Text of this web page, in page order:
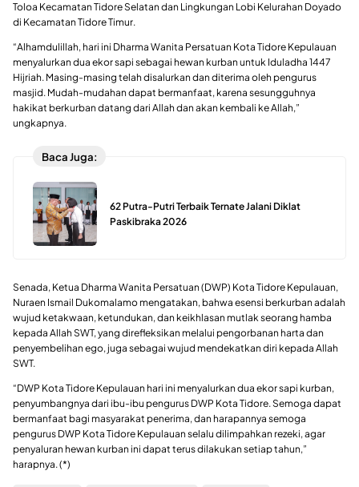
Toloa Kecamatan Tidore Selatan dan Lingkungan Lobi Kelurahan Doyado
di Kecamatan Tidore Timur.
“Alhamdulillah, hari ini Dharma Wanita Persatuan Kota Tidore Kepulauan
menyalurkan dua ekor sapi sebagai hewan kurban untuk Iduladha 1447
Hijriah. Masing-masing telah disalurkan dan diterima oleh pengurus
masjid. Mudah-mudahan dapat bermanfaat, karena sesungguhnya
hakikat berkurban datang dari Allah dan akan kembali ke Allah,”
ungkapnya.
Baca Juga:
62 Putra-Putri Terbaik Ternate Jalani Diklat
Paskibraka 2026
Senada, Ketua Dharma Wanita Persatuan (DWP) Kota Tidore Kepulauan,
Nuraen Ismail Dukomalamo mengatakan, bahwa esensi berkurban adalah
wujud ketakwaan, ketundukan, dan keikhlasan mutlak seorang hamba
kepada Allah SWT, yang direfleksikan melalui pengorbanan harta dan
penyembelihan ego, juga sebagai wujud mendekatkan diri kepada Allah
SWT.
“DWP Kota Tidore Kepulauan hari ini menyalurkan dua ekor sapi kurban,
penyumbangnya dari ibu-ibu pengurus DWP Kota Tidore. Semoga dapat
bermanfaat bagi masyarakat penerima, dan harapannya semoga
pengurus DWP Kota Tidore Kepulauan selalu dilimpahkan rezeki, agar
penyaluran hewan kurban ini dapat terus dilakukan setiap tahun,”
harapnya. (*)